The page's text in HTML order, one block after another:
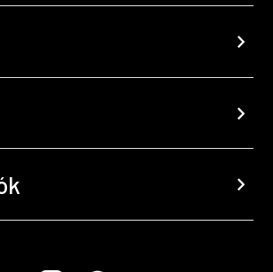
chevron_right
chevron_right
chevron_right